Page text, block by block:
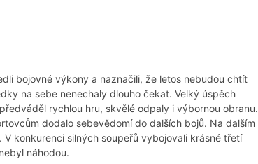
bojovné výkony a naznačili, že letos nebudou chtít
na sebe nenechaly dlouho čekat. Velký úspěch
rychlou hru, skvělé odpaly i výbornou obranu.
dodalo sebevědomí do dalších bojů. Na dalším
konkurenci silných soupeřů vybojovali krásné třetí
náhodou.